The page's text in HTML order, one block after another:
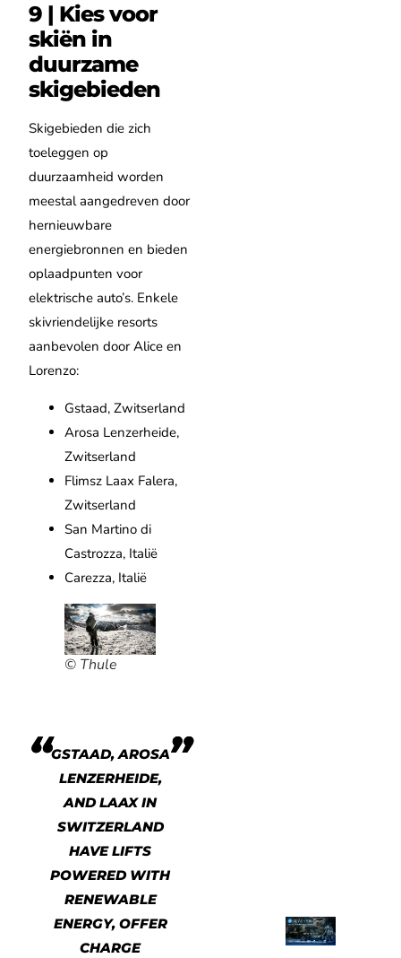
9 | Kies voor
skiën in
duurzame
skigebieden
Skigebieden die zich
toeleggen op
duurzaamheid worden
meestal aangedreven door
hernieuwbare
energiebronnen en bieden
oplaadpunten voor
elektrische auto’s. Enkele
skivriendelijke resorts
aanbevolen door Alice en
Lorenzo:
Gstaad, Zwitserland
Arosa Lenzerheide,
Zwitserland
Flimsz Laax Falera,
Zwitserland
San Martino di
Castrozza, Italië
Carezza, Italië
© Thule
GSTAAD, AROSA
LENZERHEIDE,
AND LAAX IN
SWITZERLAND
HAVE LIFTS
POWERED WITH
RENEWABLE
ENERGY, OFFER
CHARGE